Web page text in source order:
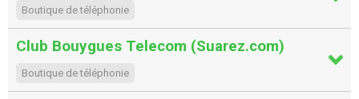
Boutique de téléphonie
Club Bouygues Telecom (Suarez.com)
Boutique de téléphonie